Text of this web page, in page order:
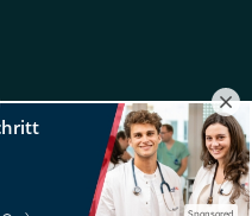
Sponsored
Nutzungsbedingungen